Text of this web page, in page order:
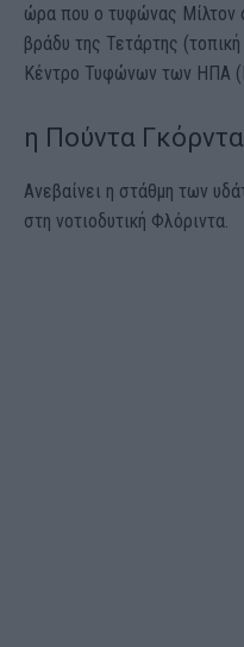
ώρα που ο τυφώνας Μίλτον
βράδυ της Τετάρτης
Κέντρο Τυφώνων των ΗΠΑ
η Πούντα Γκόρντα
Ανεβαίνει η στάθμη των
στη νοτιοδυτική Φλόριντα.